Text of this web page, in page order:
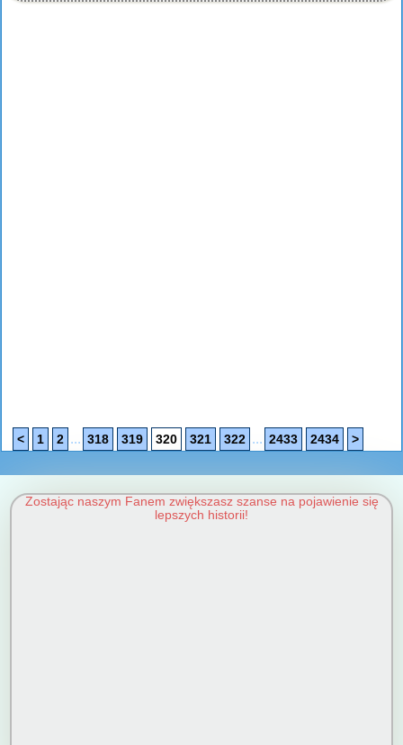
< 1 2 ... 318 319 320 321 322 ... 2433 2434 >
Zostając naszym Fanem zwiększasz szanse na pojawienie się
lepszych historii!